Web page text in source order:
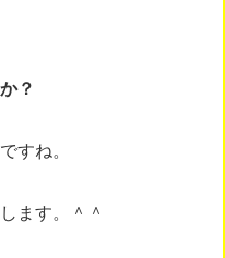
？
すね。
ます。＾＾